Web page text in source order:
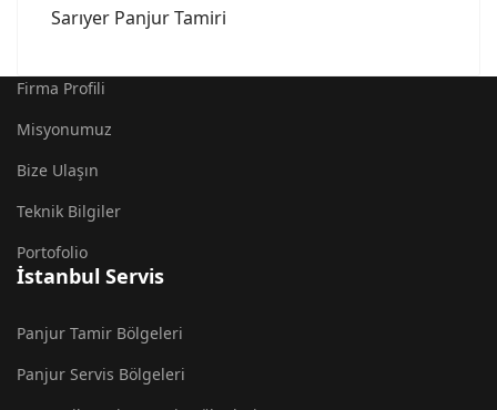
Sarıyer Panjur Tamiri
Firma Profili
Misyonumuz
Bize Ulaşın
Teknik Bilgiler
Portofolio
İstanbul Servis
Panjur Tamir Bölgeleri
Panjur Servis Bölgeleri